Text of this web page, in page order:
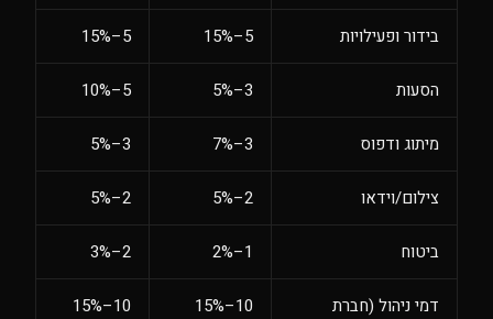
בידור ופעילויות 5–15%
5–15%
הסעות 3–5%
5–10%
מיתוג ודפוס 3–7%
3–5%
צילום/וידאו 2–5%
2–5%
ביטוח 1–2%
2–3%
דמי ניהול (חברת
10–15%
10–15%